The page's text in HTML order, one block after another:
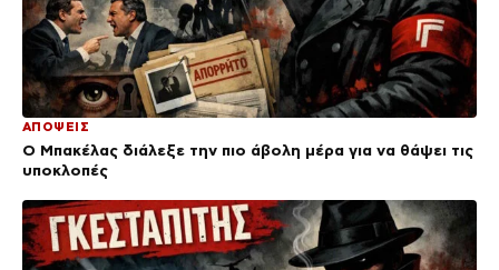
ΑΠΟΨΕΙΣ
Ο Μπακέλας διάλεξε την πιο άβολη μέρα για να θάψει τις
υποκλοπές